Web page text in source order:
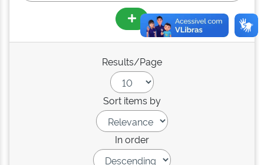
Results/Page
Sort items by
In order